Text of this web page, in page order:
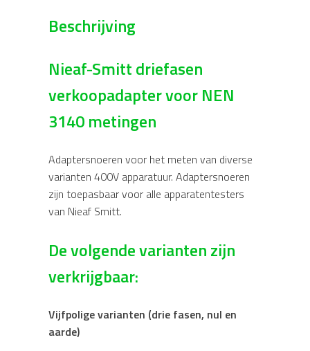
Beschrijving
Nieaf-Smitt driefasen
verkoopadapter voor NEN
3140 metingen
Adaptersnoeren voor het meten van diverse
varianten 400V apparatuur. Adaptersnoeren
zijn toepasbaar voor alle apparatentesters
van Nieaf Smitt.
De volgende varianten zijn
verkrijgbaar:
Vijfpolige varianten (drie fasen, nul en
aarde)